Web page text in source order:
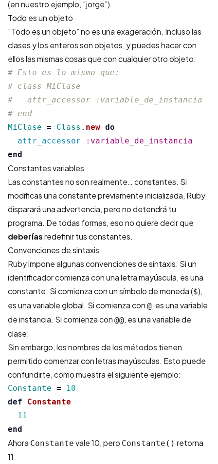
(en nuestro ejemplo, “jorge”).
Todo es un objeto
“Todo es un objeto” no es una exageración. Incluso las
clases y los enteros son objetos, y puedes hacer con
ellos las mismas cosas que con cualquier otro objeto:
# Esto es lo mismo que:
# class MiClase
#   attr_accessor :variable_de_instancia
# end
MiClase = Class . new do
attr_accessor
:variable_de_instancia
end
Constantes variables
Las constantes no son realmente… constantes. Si
modificas una constante previamente inicializada, Ruby
disparará una advertencia, pero no detendrá tu
programa. De todas formas, eso no quiere decir que
deberíasredefinir tus constantes.
Convenciones de sintaxis
Ruby impone algunas convenciones de sintaxis. Si un
identificador comienza con una letra mayúscula, es una
constante. Si comienza con un símbolo de moneda ($),
es una variable global. Si comienza con @, es una variable
de instancia. Si comienza con @@, es una variable de
clase.
Sin embargo, los nombres de los métodos tienen
permitido comenzar con letras mayúsculas. Esto puede
confundirte, como muestra el siguiente ejemplo:
Constante =
10
def
Constante
11
end
Ahora Constante vale 10, pero Constante() retorna
11.